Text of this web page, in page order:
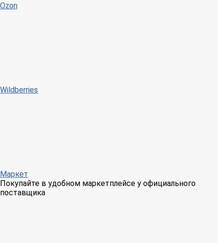
Ozon
Wildberries
Маркет
Покупайте в удобном маркетплейсе у официального
поставщика